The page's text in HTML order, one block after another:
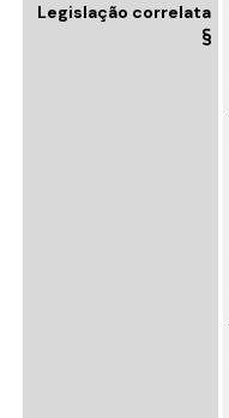
Legislação correlata